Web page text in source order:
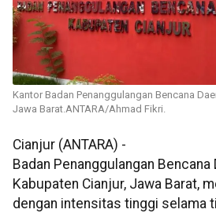
Kantor Badan Penanggulangan Bencana
Jawa Barat.ANTARA/Ahmad Fikri.
Cianjur (ANTARA) -
Badan Penanggulangan Bencana
Kabupaten Cianjur, Jawa Barat,
dengan intensitas tinggi selama